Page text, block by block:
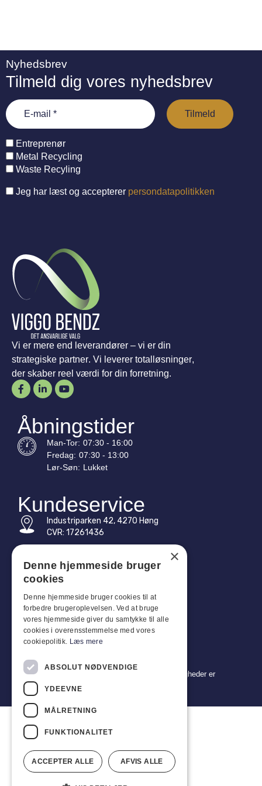
Nyhedsbrev
Tilmeld dig vores nyhedsbrev
Entreprenør
Metal Recycling
Waste Recyling
Jeg har læst og accepterer persondatapolitikken
Vi er mere end leverandører – vi er din
strategiske partner. Vi leverer totalløsninger,
der skaber reel værdi for din forretning.
Åbningstider
Man-Tor: 07:30 - 16:00
Fredag: 07:30 - 13:00
Lør-Søn: Lukket
Kundeservice
Industriparken 42, 4270 Høng
CVR: 17261436
E-mail: vb@viggobendz.dk
Quicklinks
Persondatapolitik
Salgs- og leveringsbetingelser
Copyright 2024 © Viggo Bendz. Alle rettigheder er
×
Denne hjemmeside bruger
cookies
Denne hjemmeside bruger cookies til at
forbedre brugeroplevelsen. Ved at bruge
vores hjemmeside giver du samtykke til alle
cookies i overensstemmelse med vores
cookiepolitik. Læs mere
ABSOLUT NØDVENDIGE
YDEEVNE
MÅLRETNING
FUNKTIONALITET
ACCEPTER ALLE AFVIS ALLE